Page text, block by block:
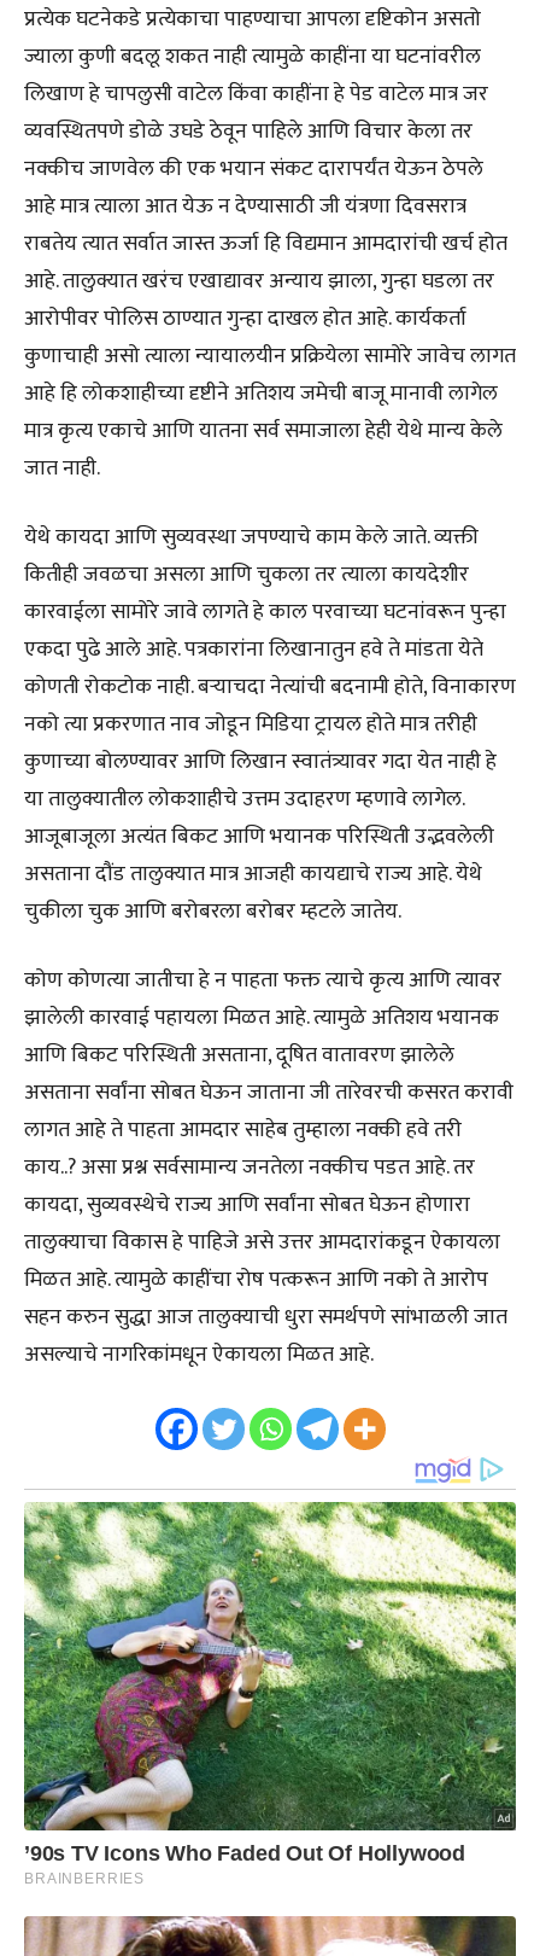
प्रत्येक घटनेकडे प्रत्येकाचा पाहण्याचा आपला दृष्टिकोन असतो
ज्याला कुणी बदलू शकत नाही त्यामुळे काहींना या घटनांवरील
लिखाण हे चापलुसी वाटेल किंवा काहींना हे पेड वाटेल मात्र जर
व्यवस्थितपणे डोळे उघडे ठेवून पाहिले आणि विचार केला तर
नक्कीच जाणवेल की एक भयान संकट दारापर्यंत येऊन ठेपले
आहे मात्र त्याला आत येऊ न देण्यासाठी जी यंत्रणा दिवसरात्र
राबतेय त्यात सर्वात जास्त ऊर्जा हि विद्यमान आमदारांची खर्च होत
आहे. तालुक्यात खरंच एखाद्यावर अन्याय झाला, गुन्हा घडला तर
आरोपीवर पोलिस ठाण्यात गुन्हा दाखल होत आहे. कार्यकर्ता
कुणाचाही असो त्याला न्यायालयीन प्रक्रियेला सामोरे जावेच लागत
आहे हि लोकशाहीच्या दृष्टीने अतिशय जमेची बाजू मानावी लागेल
मात्र कृत्य एकाचे आणि यातना सर्व समाजाला हेही येथे मान्य केले
जात नाही.
येथे कायदा आणि सुव्यवस्था जपण्याचे काम केले जाते. व्यक्ती
कितीही जवळचा असला आणि चुकला तर त्याला कायदेशीर
कारवाईला सामोरे जावे लागते हे काल परवाच्या घटनांवरून पुन्हा
एकदा पुढे आले आहे. पत्रकारांना लिखानातुन हवे ते मांडता येते
कोणती रोकटोक नाही. बऱ्याचदा नेत्यांची बदनामी होते, विनाकारण
नको त्या प्रकरणात नाव जोडून मिडिया ट्रायल होते मात्र तरीही
कुणाच्या बोलण्यावर आणि लिखान स्वातंत्र्यावर गदा येत नाही हे
या तालुक्यातील लोकशाहीचे उत्तम उदाहरण म्हणावे लागेल.
आजूबाजूला अत्यंत बिकट आणि भयानक परिस्थिती उद्भवलेली
असताना दौंड तालुक्यात मात्र आजही कायद्याचे राज्य आहे. येथे
चुकीला चुक आणि बरोबरला बरोबर म्हटले जातेय.
कोण कोणत्या जातीचा हे न पाहता फक्त त्याचे कृत्य आणि त्यावर
झालेली कारवाई पहायला मिळत आहे. त्यामुळे अतिशय भयानक
आणि बिकट परिस्थिती असताना, दूषित वातावरण झालेले
असताना सर्वांना सोबत घेऊन जाताना जी तारेवरची कसरत करावी
लागत आहे ते पाहता आमदार साहेब तुम्हाला नक्की हवे तरी
काय..? असा प्रश्न सर्वसामान्य जनतेला नक्कीच पडत आहे. तर
कायदा, सुव्यवस्थेचे राज्य आणि सर्वांना सोबत घेऊन होणारा
तालुक्याचा विकास हे पाहिजे असे उत्तर आमदारांकडून ऐकायला
मिळत आहे. त्यामुळे काहींचा रोष पत्करून आणि नको ते आरोप
सहन करुन सुद्धा आज तालुक्याची धुरा समर्थपणे सांभाळली जात
असल्याचे नागरिकांमधून ऐकायला मिळत आहे.